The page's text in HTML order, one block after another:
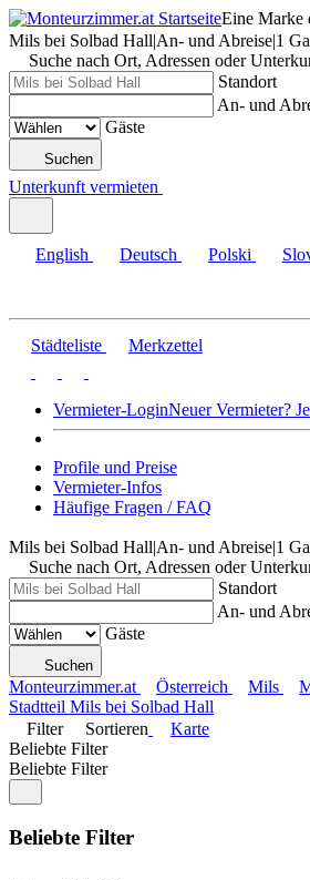
Eine Marke
Mils bei Solbad Hall|An- und Abreise|1
Suche nach Ort, Adressen oder
Standort
An- und
Gäste
Suchen
Unterkunft vermieten
English Deutsch Polski
Städteliste Merkzettel
Vermieter-LoginNeuer Vermieter?
Profile und Preise
Vermieter-Infos
Häufige Fragen / FAQ
Mils bei Solbad Hall|An- und Abreise|1
Suche nach Ort, Adressen oder
Standort
An- und
Gäste
Suchen
Monteurzimmer.at Österreich Mils
Stadtteil Mils bei Solbad Hall
Filter
Sortieren
Karte
Beliebte Filter
Beliebte Filter
Beliebte Filter